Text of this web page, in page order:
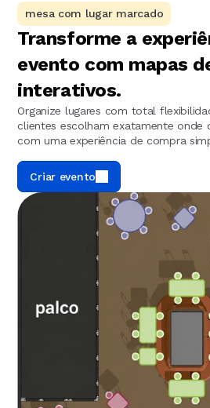
mesa com lugar marcado
Transforme a
evento com mapas
interativos.
Organize lugares com total
clientes escolham exatamente onde
com uma experiência de compra
Criar evento